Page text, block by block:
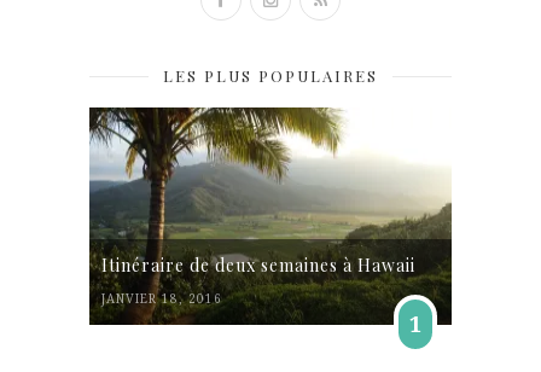
LES PLUS POPULAIRES
Itinéraire de deux semaines à Hawaii
JANVIER 18, 2016
1